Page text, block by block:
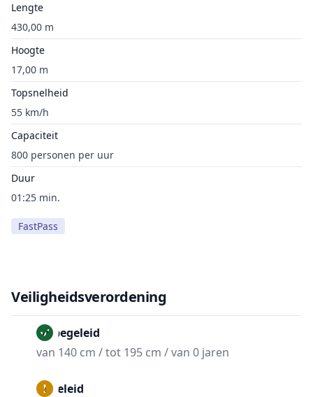
Lengte
430,00 m
Hoogte
17,00 m
Topsnelheid
55 km/h
Capaciteit
800 personen per uur
Duur
01:25 min.
FastPass
Veiligheidsverordening
Onbegeleid
van 140 cm / tot 195 cm / van 0 jaren
Begeleid